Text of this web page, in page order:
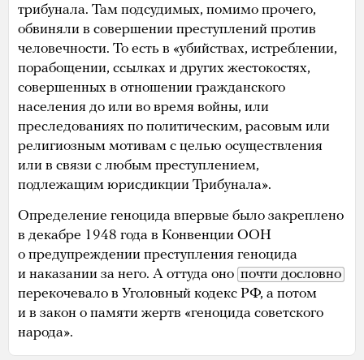
трибунала. Там подсудимых, помимо прочего,
обвиняли в совершении преступлений против
человечности. То есть в «убийствах, истреблении,
порабощении, ссылках и других жестокостях,
совершенных в отношении гражданского
населения до или во время войны, или
преследованиях по политическим, расовым или
религиозным мотивам с целью осуществления
или в связи с любым преступлением,
подлежащим юрисдикции Трибунала».
Определение геноцида впервые было закреплено
в декабре 1948 года в Конвенции ООН
о предупреждении преступления геноцида
и наказании за него. А оттуда оно почти дословно
перекочевало в Уголовный кодекс РФ, а потом
и в закон о памяти жертв «геноцида советского
народа».